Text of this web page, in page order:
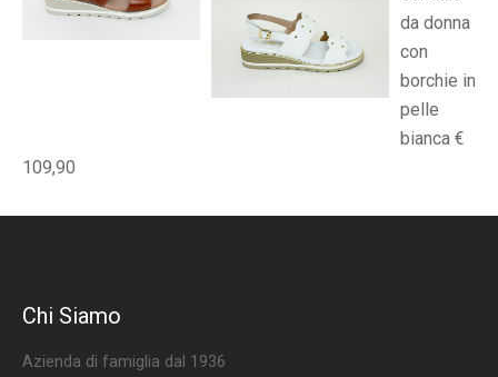
da donna
con
borchie in
pelle
bianca €
109,90
Chi Siamo
Azienda di famiglia dal 1936